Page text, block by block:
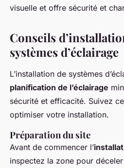
visuelle et offre sécurité et
Conseils
systèmes d’éclairage
L’installation de systèmes
planification de l’éclairage
sécurité et efficacité. Suivez
optimiser votre installation.
Préparation du site
Avant de commencer l’
inspectez la zone pour